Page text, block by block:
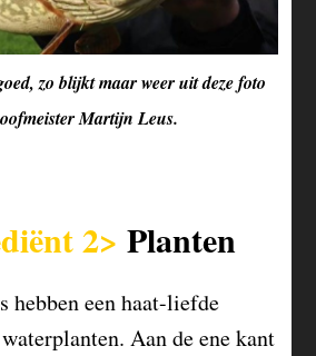
zo blijkt maar weer uit deze foto
Martijn Leus.
2> Planten
hebben een haat-liefde
Aan de ene kant